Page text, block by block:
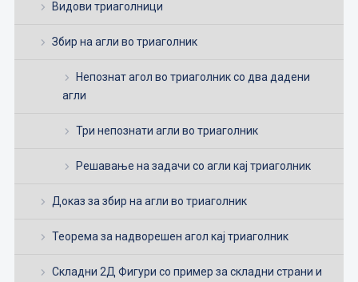
Видови триаголници
Збир на агли во триаголник
Непознат агол во триаголник со два дадени
агли
Три непознати агли во триаголник
Решавање на задачи со агли кај триаголник
Доказ за збир на агли во триаголник
Теорема за надворешен агол кај триаголник
Складни 2Д Фигури со пример за складни страни и